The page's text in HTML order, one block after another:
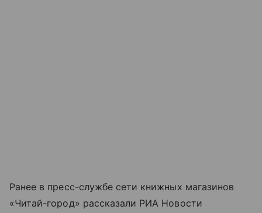
Ранее в пресс-службе сети книжных магазинов
«Читай-город» рассказали РИА Новости